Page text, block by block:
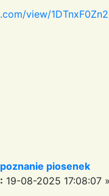
view/
piosenek
19-08-2025 17:08:07